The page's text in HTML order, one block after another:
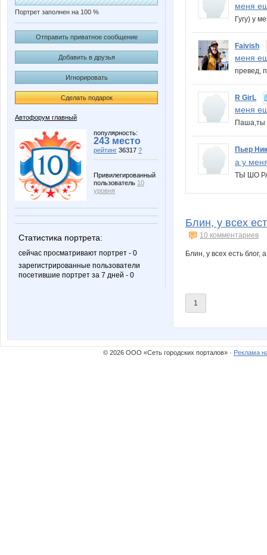
Портрет заполнен на 100 %
Отправить приватное сообщение
Добавить в друзья
Игнорировать
Сделать подарок
Автофорум главный
популярность:
243 место
рейтинг 36317 ?
Привилегированный
пользователь 10
уровня
Статистика портрета:
сейчас просматривают портрет - 0
зарегистрированные пользователи
посетившие портрет за 7 дней - 0
меня
Гугу) у
Faivish
меня
превед,
R GirL
меня
Паша,ты
Пьер
а у
ТЫ ШО
Блин, у всех
10 комментариев
Блин, у всех есть
1
© 2026 ООО «Сеть городских порталов» · Реклама